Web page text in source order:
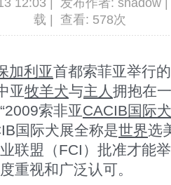
12:03 | 发布作者: shadow
载 | 查看: 578次
加利亚首都索菲亚举行
亚牧羊犬与主人 拥抱在
索非亚CACIB国际
国际犬展全称是世界选
联盟（FCI）批准才能
重视和广泛认可。